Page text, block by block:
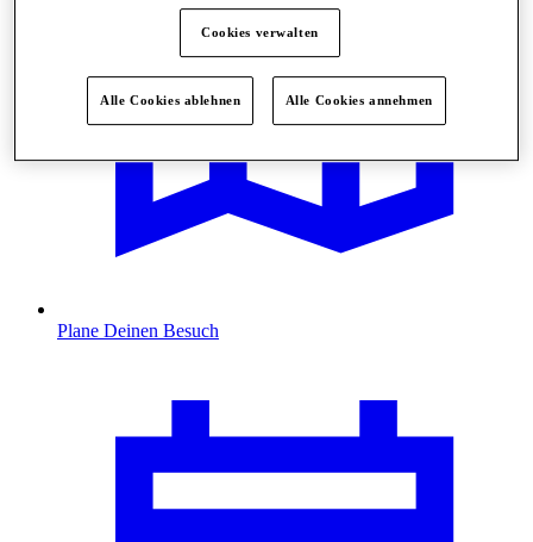
Plane Deinen Besuch
Cookies verwalten
Alle Cookies ablehnen Alle Cookies annehmen